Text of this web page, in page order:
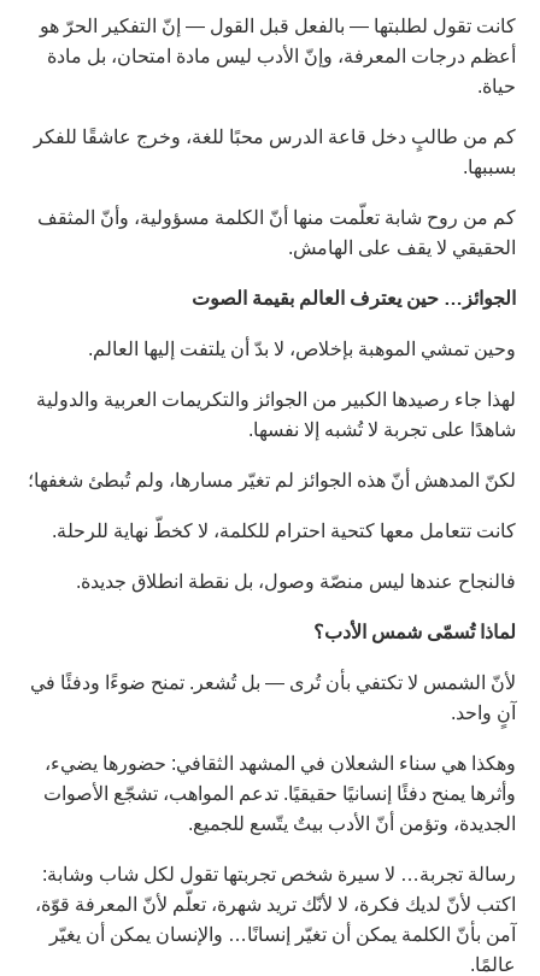
كانت تقول لطلبتها — بالفعل قبل القول — إنّ التفكير الحرّ هو
أعظم درجات المعرفة، وإنّ الأدب ليس مادة امتحان، بل مادة
حياة.
كم من طالبٍ دخل قاعة الدرس محبًا للغة، وخرج عاشقًا للفكر
بسببها.
كم من روح شابة تعلّمت منها أنّ الكلمة مسؤولية، وأنّ المثقف
الحقيقي لا يقف على الهامش.
الجوائز… حين يعترف العالم بقيمة الصوت
وحين تمشي الموهبة بإخلاص، لا بدّ أن يلتفت إليها العالم.
لهذا جاء رصيدها الكبير من الجوائز والتكريمات العربية والدولية
شاهدًا على تجربة لا تُشبه إلا نفسها.
لكنّ المدهش أنّ هذه الجوائز لم تغيّر مسارها، ولم تُبطئ شغفها؛
كانت تتعامل معها كتحية احترام للكلمة، لا كخطّ نهاية للرحلة.
فالنجاح عندها ليس منصّة وصول، بل نقطة انطلاق جديدة.
لماذا تُسمّى شمس الأدب؟
لأنّ الشمس لا تكتفي بأن تُرى — بل تُشعر. تمنح ضوءًا ودفئًا في
آنٍ واحد.
وهكذا هي سناء الشعلان في المشهد الثقافي: حضورها يضيء،
وأثرها يمنح دفئًا إنسانيًا حقيقيًا. تدعم المواهب، تشجّع الأصوات
الجديدة، وتؤمن أنّ الأدب بيتٌ يتّسع للجميع.
رسالة تجربة… لا سيرة شخص تجربتها تقول لكل شاب وشابة:
اكتب لأنّ لديك فكرة، لا لأنّك تريد شهرة، تعلّم لأنّ المعرفة قوّة،
آمن بأنّ الكلمة يمكن أن تغيّر إنسانًا… والإنسان يمكن أن يغيّر
عالمًا.